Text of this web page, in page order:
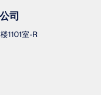
司
1101室-R